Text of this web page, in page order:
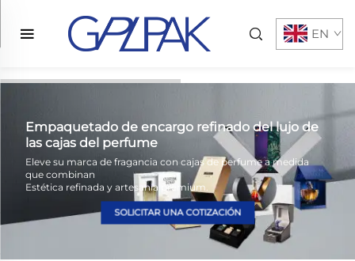
EN
Empaquetado de encargo refinado del lujo de
las cajas del perfume
Eleve su marca de fragancia con cajas de perfume a medida
que combinan
Estética refinada y artesanía premium.
SOLICITAR UNA COTIZACIÓN